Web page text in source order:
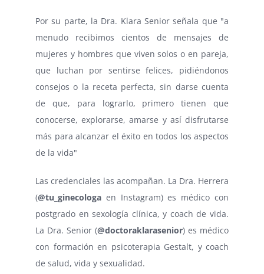
Por su parte, la Dra. Klara Senior señala que "a
menudo recibimos cientos de mensajes de
mujeres y hombres que viven solos o en pareja,
que luchan por sentirse felices, pidiéndonos
consejos o la receta perfecta, sin darse cuenta
de que, para lograrlo, primero tienen que
conocerse, explorarse, amarse y así disfrutarse
más para alcanzar el éxito en todos los aspectos
de la vida"
Las credenciales las acompañan. La Dra. Herrera
(@tu_ginecologa en Instagram) es médico con
postgrado en sexología clínica, y coach de vida.
La Dra. Senior (@doctoraklarasenior) es médico
con formación en psicoterapia Gestalt, y coach
de salud, vida y sexualidad.